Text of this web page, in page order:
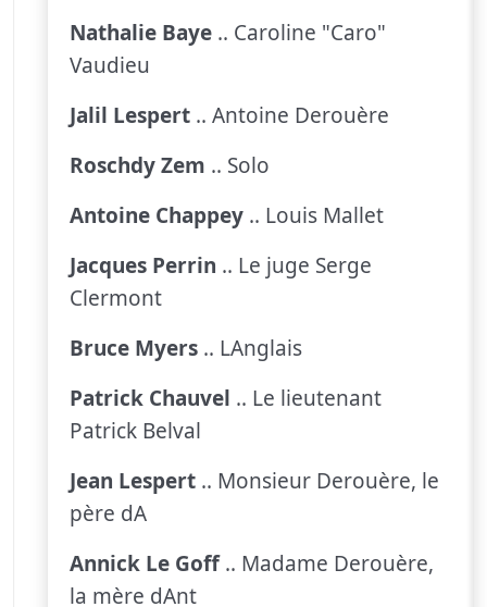
Nathalie Baye .. Caroline "Caro"
Vaudieu
Jalil Lespert .. Antoine Derouère
Roschdy Zem .. Solo
Antoine Chappey .. Louis Mallet
Jacques Perrin .. Le juge Serge
Clermont
Bruce Myers .. LAnglais
Patrick Chauvel .. Le lieutenant
Patrick Belval
Jean Lespert .. Monsieur Derouère, le
père dA
Annick Le Goff.. Madame Derouère,
la mère dAnt